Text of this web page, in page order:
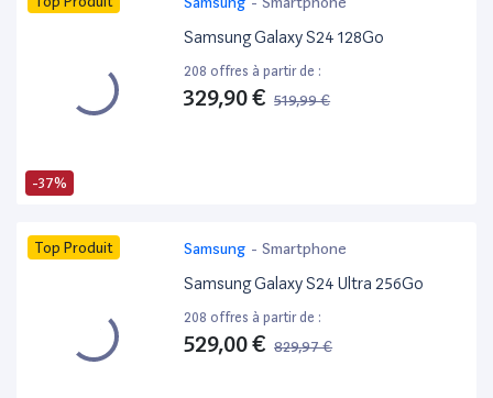
-37%
Samsung Galaxy S24 128Go
208 offres à partir de :
329,90 € 519,99 €
Top Produit Samsung - Smartphone
Samsung Galaxy S24 Ultra 256Go
208 offres à partir de :
529,00 € 829,97 €